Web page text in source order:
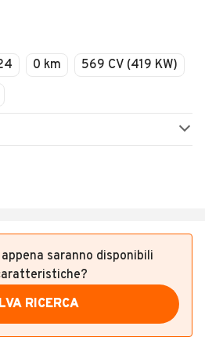
0 km
569 CV (419 KW)
saranno disponibili
RICERCA